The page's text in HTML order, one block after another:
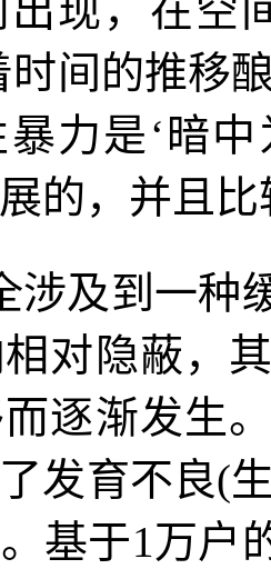
出现，在空
时间的推移
力是‘暗
的，并且比
涉及到一种
对隐蔽，
逐渐发生
发育不良(
基于1万户